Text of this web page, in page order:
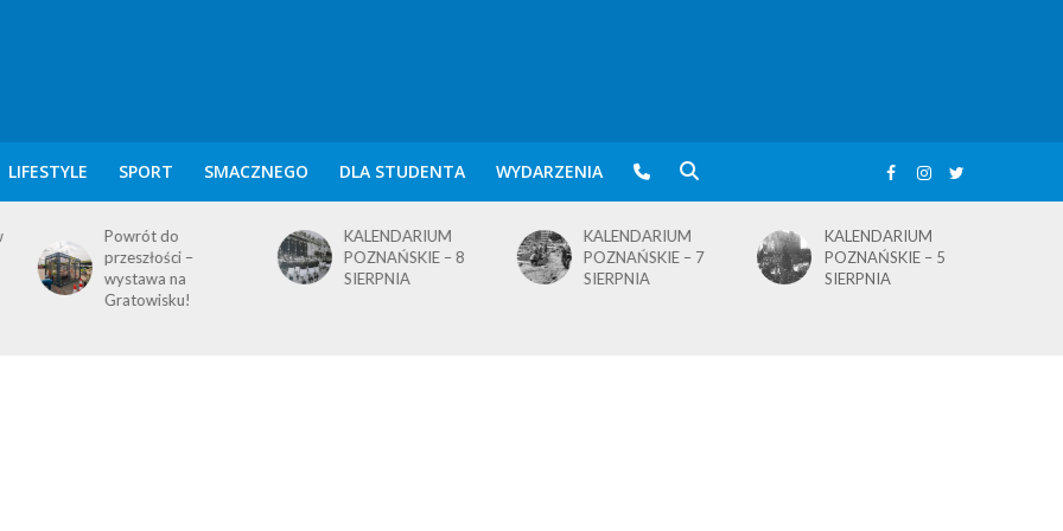
LIFESTYLE SPORT SMACZNEGO DLA STUDENTA WYDARZENIA
KALENDARIUM
POZNAŃSKIE – 8
SIERPNIA
KALENDARIUM
POZNAŃSKIE – 7
SIERPNIA
KALENDARIUM
POZNAŃSKIE – 5
SIERPNIA
KALENDARIUM
POZNAŃSKIE – 4
SIERPNIA